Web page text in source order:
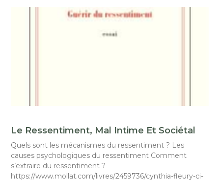
Le Ressentiment, Mal Intime Et Sociétal
Quels sont les mécanismes du ressentiment ? Les
causes psychologiques du ressentiment Comment
s’extraire du ressentiment ?
https://www.mollat.com/livres/2459736/cynthia-fleury-ci-